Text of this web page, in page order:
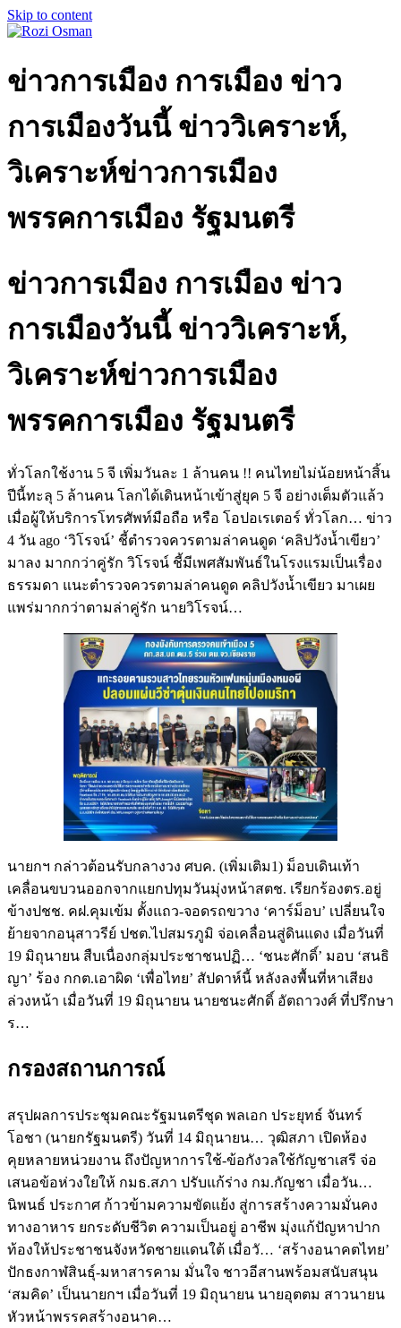
Skip to content
ข่าวการเมือง การเมือง ข่าว
การเมืองวันนี้ ข่าววิเคราะห์,
วิเคราะห์ข่าวการเมือง
พรรคการเมือง รัฐมนตรี
ข่าวการเมือง การเมือง ข่าว
การเมืองวันนี้ ข่าววิเคราะห์,
วิเคราะห์ข่าวการเมือง
พรรคการเมือง รัฐมนตรี
ทั่วโลกใช้งาน 5 จี เพิ่มวันละ 1 ล้านคน !! คนไทยไม่น้อยหน้าสิ้น
ปีนี้ทะลุ 5 ล้านคน โลกได้เดินหน้าเข้าสู่ยุค 5 จี อย่างเต็มตัวแล้ว
เมื่อผู้ให้บริการโทรศัพท์มือถือ หรือ โอปอเรเตอร์ ทั่วโลก… ข่าว
4 วัน ago ‘วิโรจน์’ ชี้ตำรวจควรตามล่าคนดูด ‘คลิปวังน้ำเขียว’
มาลง มากกว่าคู่รัก วิโรจน์ ชี้มีเพศสัมพันธ์ในโรงแรมเป็นเรื่อง
ธรรมดา แนะตำรวจควรตามล่าคนดูด คลิปวังน้ำเขียว มาเผย
แพร่มากกว่าตามล่าคู่รัก นายวิโรจน์…
นายกฯ กล่าวต้อนรับกลางวง ศบค. (เพิ่มเติม1) ม็อบเดินเท้า
เคลื่อนขบวนออกจากแยกปทุมวันมุ่งหน้าสตช. เรียกร้องตร.อยู่
ข้างปชช. คฝ.คุมเข้ม ตั้งแถว-จอดรถขวาง ‘คาร์ม็อบ’ เปลี่ยนใจ
ย้ายจากอนุสาวรีย์ ปชต.ไปสมรภูมิ จ่อเคลื่อนสู่ดินแดง เมื่อวันที่
19 มิถุนายน สืบเนื่องกลุ่มประชาชนปฏิ… ‘ชนะศักดิ์’ มอบ ‘สนธิ
ญา’ ร้อง กกต.เอาผิด ‘เพื่อไทย’ สัปดาห์นี้ หลังลงพื้นที่หาเสียง
ล่วงหน้า เมื่อวันที่ 19 มิถุนายน นายชนะศักดิ์ อัตถาวงศ์ ที่ปรึกษา
ร…
กรองสถานการณ์
สรุปผลการประชุมคณะรัฐมนตรีชุด พลเอก ประยุทธ์ จันทร์
โอชา (นายกรัฐมนตรี) วันที่ 14 มิถุนายน… วุฒิสภา เปิดห้อง
คุยหลายหน่วยงาน ถึงปัญหาการใช้-ข้อกังวลใช้กัญชาเสรี จ่อ
เสนอข้อห่วงใยให้ กมธ.สภา ปรับแก้ร่าง กม.กัญชา เมื่อวัน…
นิพนธ์ ประกาศ ก้าวข้ามความขัดแย้ง สู่การสร้างความมั่นคง
ทางอาหาร ยกระดับชีวิต ความเป็นอยู่ อาชีพ มุ่งแก้ปัญหาปาก
ท้องให้ประชาชนจังหวัดชายแดนใต้ เมื่อวั… ‘สร้างอนาคตไทย’
ปักธงกาฬสินธุ์-มหาสารคาม มั่นใจ ชาวอีสานพร้อมสนับสนุน
‘สมคิด’ เป็นนายกฯ เมื่อวันที่ 19 มิถุนายน นายอุตตม สาวนายน
หัวหน้าพรรคสร้างอนาค…